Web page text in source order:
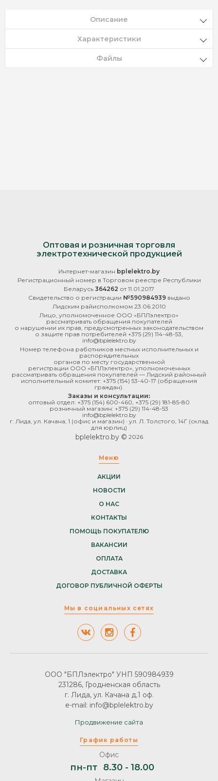
Описание
Характеристики
Файлы
Оптовая и розничная торговля
электротехнической продукцией
Интернет-магазин bplelektro.by
Регистрационный номер в Торговом реестре Республики
Беларусь 364262 от 11.01.2017
Свидетельство о регистрации №590984939выдано
Лидским райисполкомом 23.06.2010
Лицо, уполномоченное ООО «БПЛэлектро»
рассматривать обращения покупателей
о нарушении их прав, предусмотренных законодательством
о защите прав потребителей +375 (29) 114-48-53
info@bplelektro.by
Номер телефона работников местных исполнительных и
распорядительных
органов по месту государственной
регистрации ООО «БПЛэлектро», уполномоченных
рассматривать обращения покупателей — Лидский районный
исполнительный комитет: +375 (154) 53-40-17 (обращения
граждан).
Заказы и консультации:
оптовый отдел: +375 (154) 600-460 +375 (29) 181-85-80
розничный магазин: +375 (29) 114-48-53
info@bplelektro.by
г. Лида, ул. Качана, 1 (офис и магазин) · ул. Л. Толстого, 14Г (склад
для юрлиц)
bplelektro.by © 2026
Меню
АКЦИИ
НОВОСТИ
О НАС
КОНТАКТЫ
ПОМОЩЬ ПОКУПАТЕЛЮ
ВАКАНСИИ
ОПЛАТА
ДОСТАВКА
ДОГОВОР ПУБЛИЧНОЙ ОФЕРТЫ
Мы в социальных сетях
График работы
Офис
пн-пт 8.30 - 18.00
ООО "БПЛэлектро" УНП 590984939
231286, Гродненская область
г. Лида, ул. Качана д.1 оф.
e-mail: info@bplelektro.by
Продвижение сайта